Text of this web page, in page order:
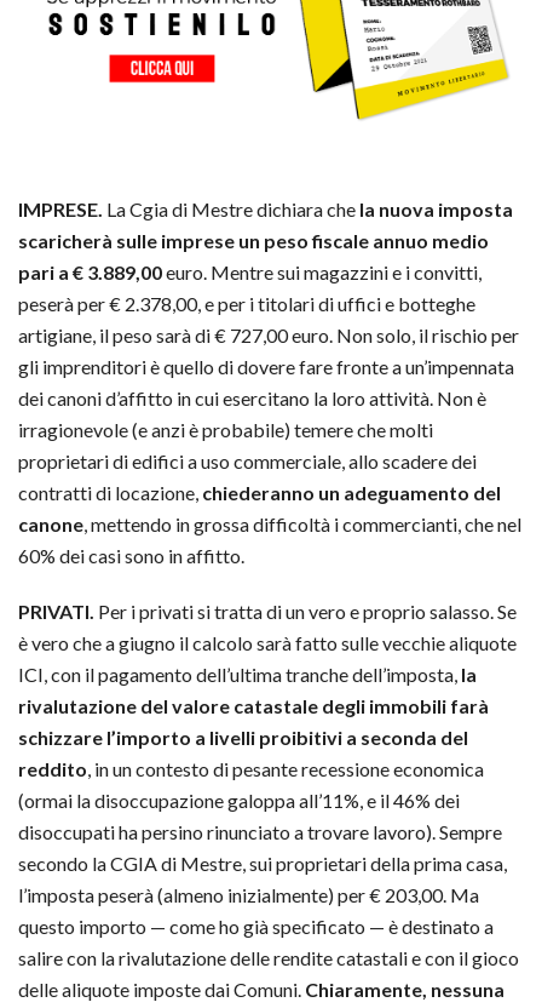
IMPRESE. La Cgia di Mestre dichiara che la nuova imposta
scaricherà sulle imprese un peso fiscale annuo medio
pari a € 3.889,00euro. Mentre sui magazzini e i convitti,
peserà per € 2.378,00, e per i titolari di uffici e botteghe
artigiane, il peso sarà di € 727,00 euro. Non solo, il rischio per
gli imprenditori è quello di dovere fare fronte a un’impennata
dei canoni d’affitto in cui esercitano la loro attività. Non è
irragionevole (e anzi è probabile) temere che molti
proprietari di edifici a uso commerciale, allo scadere dei
contratti di locazione, chiederanno un adeguamento del
canone, mettendo in grossa difficoltà i commercianti, che nel
60% dei casi sono in affitto.
PRIVATI. Per i privati si tratta di un vero e proprio salasso. Se
è vero che a giugno il calcolo sarà fatto sulle vecchie aliquote
ICI, con il pagamento dell’ultima tranche dell’imposta, la
rivalutazione del valore catastale degli immobili farà
schizzare l’importo a livelli proibitivi a seconda del
reddito, in un contesto di pesante recessione economica
(ormai la disoccupazione galoppa all’11%, e il 46% dei
disoccupati ha persino rinunciato a trovare lavoro). Sempre
secondo la CGIA di Mestre, sui proprietari della prima casa,
l’imposta peserà (almeno inizialmente) per € 203,00. Ma
questo importo — come ho già specificato — è destinato a
salire con la rivalutazione delle rendite catastali e con il gioco
delle aliquote imposte dai Comuni. Chiaramente, nessuna